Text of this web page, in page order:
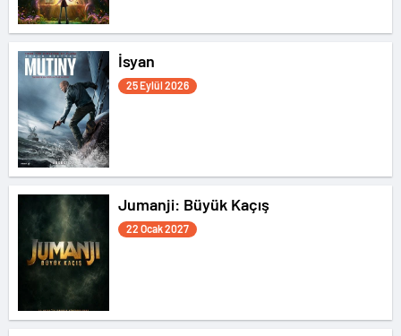
İsyan
25 Eylül 2026
Jumanji: Büyük Kaçış
22 Ocak 2027